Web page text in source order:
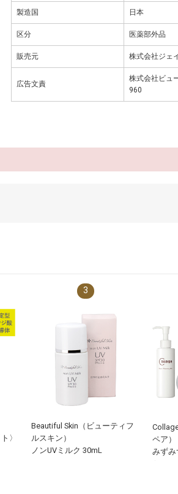
製造国 日本
区分 医薬部外品
販売元 株式会社ジェ
広告文責
株式会社ビュ
960
〉
3
Beautiful Skin（ビューティフ
ルスキン）
ノンUVミルク 30mL
ペア）
みずみ
ケアセ